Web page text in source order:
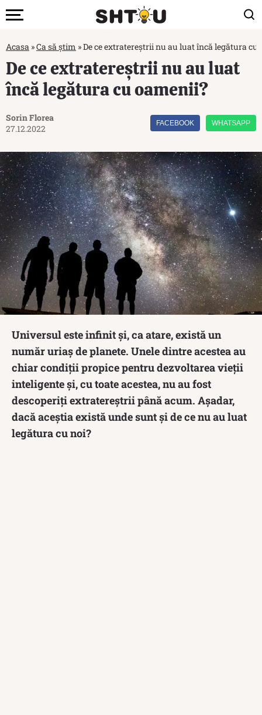
Acasa »Ca să știm »De ce extratereștrii nu au luat încă legătura cu
De ce extratereștrii nu au luat
încă legătura cu oamenii?
Sorin Florea
27.12.2022
FACEBOOK WHATSAPP
Universul este infinit și, ca atare, există un
număr uriaș de planete. Unele dintre acestea au
chiar condiții propice pentru dezvoltarea vieții
inteligente și, cu toate acestea, nu au fost
descoperiți extratereștrii până acum. Așadar,
dacă aceștia există unde sunt și de ce nu au luat
legătura cu noi?